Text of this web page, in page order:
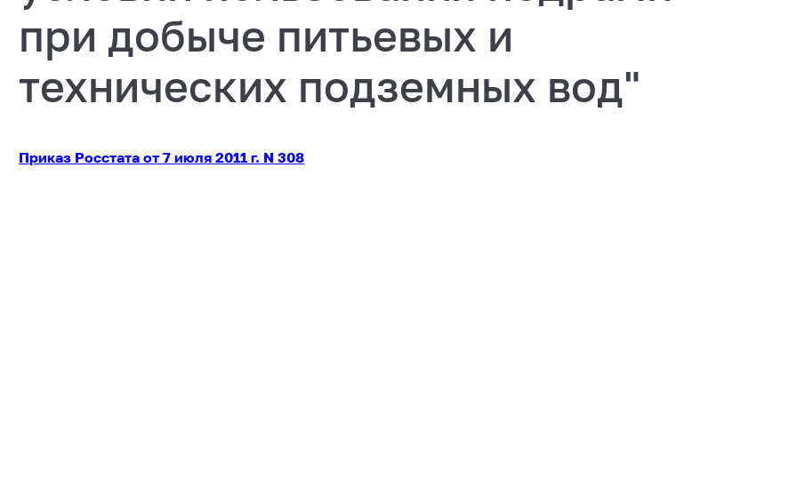
при добыче питьевых и
технических подземных вод"
Приказ Росстата от 7 июля 2011 г. N 308